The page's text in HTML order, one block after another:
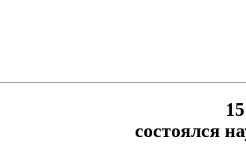
состоялся